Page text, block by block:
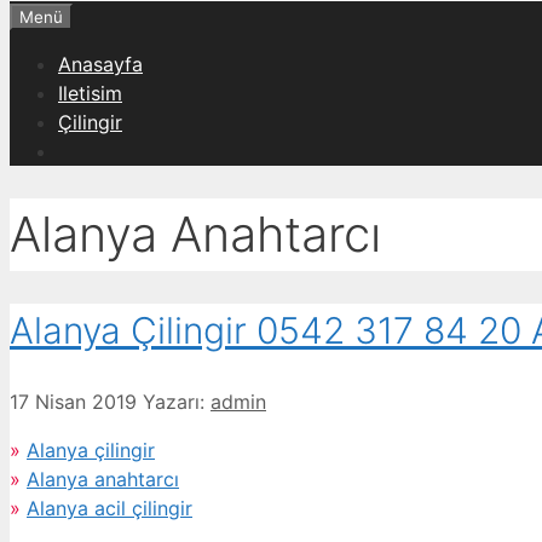
Menü
Anasayfa
Iletisim
Çilingir
Alanya Anahtarcı
Alanya Çilingir 0542 317 84 20
17 Nisan 2019 Yazarı: admin
» Alanya çilingir
» Alanya anahtarcı
» Alanya acil çilingir